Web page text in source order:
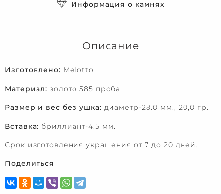
Информация о камнях
Описание
Изготовлено: Melotto
Материал: золото 585 проба.
Размер и вес без ушка: диаметр-28.0 мм., 20,0 гр.
Вставка: бриллиант-4.5 мм.
Срок изготовления украшения от 7 до 20 дней.
Поделиться